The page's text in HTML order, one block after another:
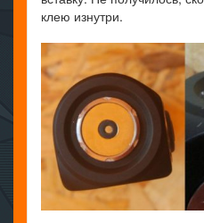
клею изнутри.